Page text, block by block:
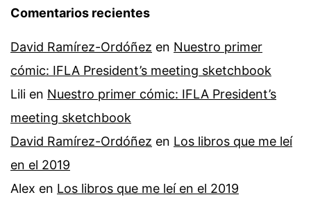
Comentarios recientes
David Ramírez-Ordóñez en Nuestro primer
cómic: IFLA President’s meeting sketchbook
Lili en Nuestro primer cómic: IFLA President’s
meeting sketchbook
David Ramírez-Ordóñez en Los libros que me leí
en el 2019
Alex en Los libros que me leí en el 2019